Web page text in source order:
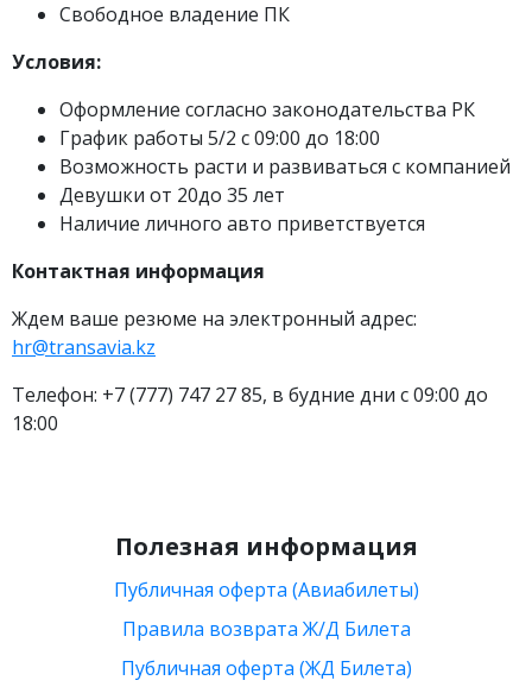
Свободное владение ПК
Условия:
Оформление согласно законодательства РК
График работы 5/2 с 09:00 до 18:00
Возможность расти и развиваться с компанией
Девушки от 20до 35 лет
Наличие личного авто приветствуется
Контактная информация
Ждем ваше резюме на электронный адрес:
hr@transavia.kz
Телефон: +7 (777) 747 27 85, в будние дни с 09:00 до
18:00
Полезная информация
Публичная оферта (Авиабилеты)
Правила возврата Ж/Д Билета
Публичная оферта (ЖД Билета)